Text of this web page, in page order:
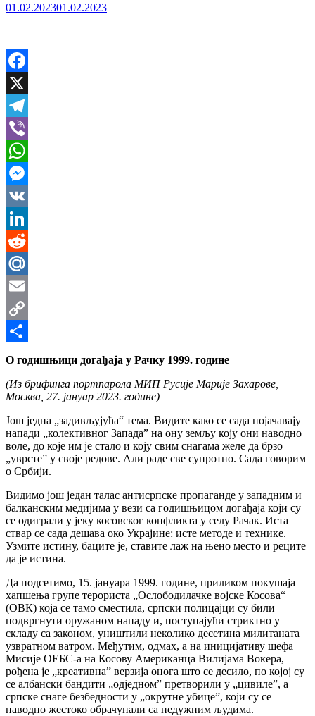
01.02.202301.02.2023
Facebook
X
Telegram
Viber
WhatsApp
Messenger
VK
LinkedIn
Reddit
Mail.Ru
Email
Copy
Link
Share
О годишњици догађаја у Рачку 1999. године
(Из брифинга портпарола МИП Русије Марије Захарове,
Москва, 27. јануар 2023. године)
Још једна „задивљујућа“ тема. Видите како се сада појачавају
напади „колективног Запада” на ону земљу коју они наводно
воле, до које им је стало и коју свим снагама желе да брзо
„уврсте” у своје редове. Али раде све супротно. Сада говорим
о Србији.
Видимо још један талас антисрпске пропаганде у западним и
балканским медијима у вези са годишњицом догађаја који су
се одиграли у јеку косовског конфликта у селу Рачак. Иста
ствар се сада дешава око Украјине: исте методе и технике.
Узмите истину, баците је, ставите лаж на њено место и реците
да је истина.
Да подсетимо, 15. јануара 1999. године, приликом покушаја
хапшења групе терориста „Ослободилачке војске Косова“
(ОВК) која се тамо сместила, српски полицајци су били
подвргнути оружаном нападу и, поступајући стриктно у
складу са законом, уништили неколико десетина милитаната
узвратном ватром. Међутим, одмах, а на иницијативу шефа
Мисије ОЕБС-а на Косову Американца Вилијама Вокера,
рођена је „креативна” верзија онога што се десило, по којој су
се албански бандити „одједном” претворили у „цивиле”, а
српске снаге безбедности у „окрутне убице”, који су се
наводно жестоко обрачунали са недужним људима.